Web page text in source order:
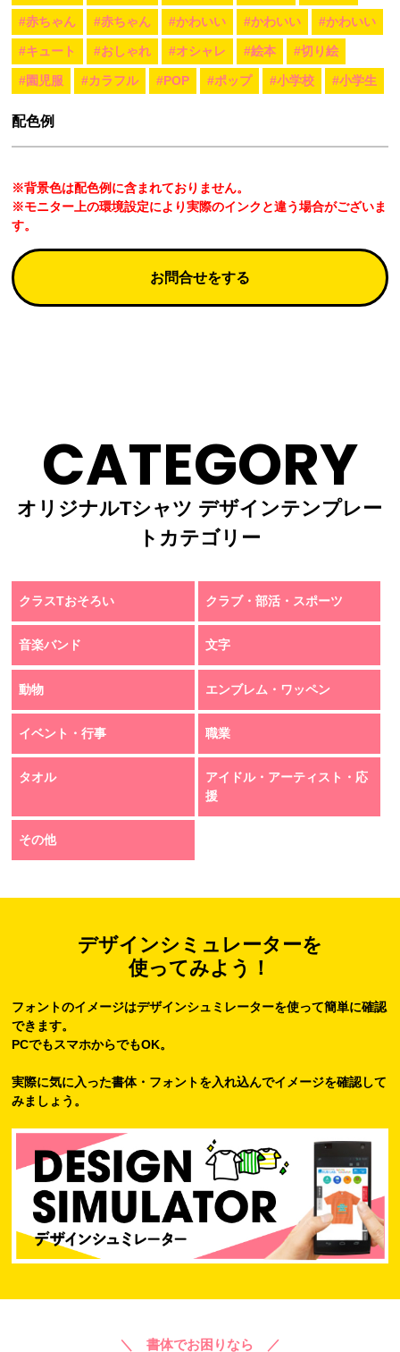
#赤ちゃん #赤ちゃん #かわいい #かわいい #かわいい
#キュート #おしゃれ #オシャレ #絵本 #切り絵
#園児服 #カラフル #POP #ポップ #小学校 #小学生
配色例
※背景色は配色例に含まれておりません。
※モニター上の環境設定により実際のインクと違う場合がございま
す。
お問合せをする
CATEGORY
オリジナルTシャツ デザインテンプレー
トカテゴリー
クラスTおそろい クラブ・部活・スポーツ
音楽バンド 文字
動物 エンブレム・ワッペン
イベント・行事 職業
タオル
アイドル・アーティスト・応
援
その他
デザインシミュレーターを
使ってみよう！
フォントのイメージはデザインシュミレーターを使って簡単に確認
できます。
PCでもスマホからでもOK。
実際に気に入った書体・フォントを入れ込んでイメージを確認して
みましょう。
＼ 書体でお困りなら ／